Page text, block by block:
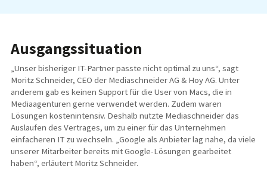
Ausgangssituation
„Unser bisheriger IT-Partner passte nicht optimal zu uns“, sagt
Moritz Schneider, CEO der Mediaschneider AG & Hoy AG. Unter
anderem gab es keinen Support für die User von Macs, die in
Mediaagenturen gerne verwendet werden. Zudem waren
Lösungen kostenintensiv. Deshalb nutzte Mediaschneider das
Auslaufen des Vertrages, um zu einer für das Unternehmen
einfacheren IT zu wechseln. „Google als Anbieter lag nahe, da viele
unserer Mitarbeiter bereits mit Google-Lösungen gearbeitet
haben“, erläutert Moritz Schneider.